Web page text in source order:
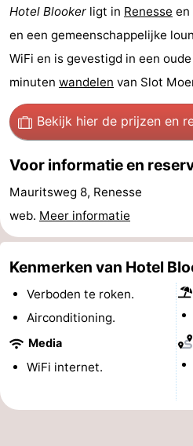
Kust
(&
breakfasts)
Campings
Vakantiehuizen
-
De
Oase
-
Duinoord
-
Ginsterveld
-
Julianahoeve
-
Port
-
Hotel Blooker ligt in Renesse en
en een gemeenschappelijke
WiFi en is gevestigd in een
minuten wandelen van Slot
Bekijk hier de prijzen en
Voor informatie en
Mauritsweg 8, Renesse
web. Meer informatie
Kenmerken van Hotel
Verboden te roken.
Airconditioning.
Media
WiFi internet.